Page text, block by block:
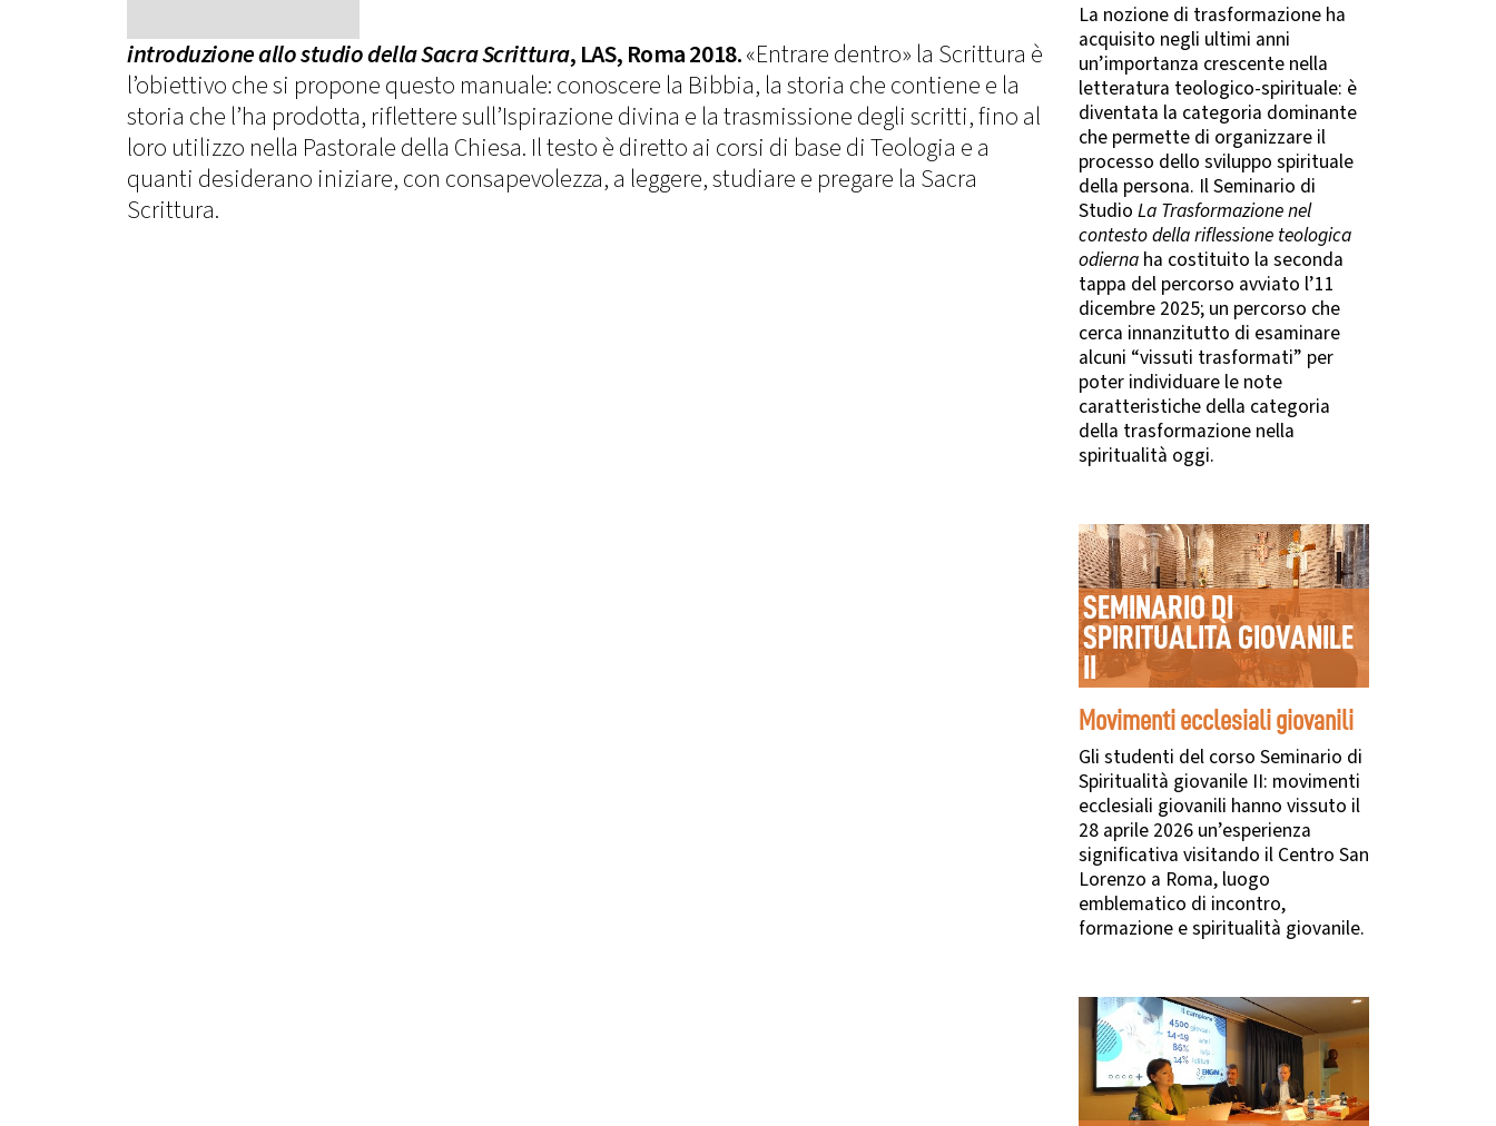
introduzione allo studio della Sacra Scrittura, LAS, Roma 2018.«Entrare dentro» la Scrittura è
l’obiettivo che si propone questo manuale: conoscere la Bibbia, la storia che contiene e la
storia che l’ha prodotta, riflettere sull’Ispirazione divina e la trasmissione degli scritti, fino al
loro utilizzo nella Pastorale della Chiesa. Il testo è diretto ai corsi di base di Teologia e a
quanti desiderano iniziare, con consapevolezza, a leggere, studiare e pregare la Sacra
Scrittura.
La nozione di trasformazione ha
acquisito negli ultimi anni
un’importanza crescente nella
letteratura teologico-spirituale: è
diventata la categoria dominante
che permette di organizzare il
processo dello sviluppo spirituale
della persona. Il Seminario di
Studio La Trasformazione nel
contesto della riflessione teologica
odierna ha costituito la seconda
tappa del percorso avviato l’11
dicembre 2025; un percorso che
cerca innanzitutto di esaminare
alcuni “vissuti trasformati” per
poter individuare le note
caratteristiche della categoria
della trasformazione nella
spiritualità oggi.
SEMINARIO DI
SPIRITUALITÀ GIOVANILE
II
Movimenti ecclesiali giovanili
Gli studenti del corso Seminario di
Spiritualità giovanile II: movimenti
ecclesiali giovanili hanno vissuto il
28 aprile 2026 un’esperienza
significativa visitando il Centro San
Lorenzo a Roma, luogo
emblematico di incontro,
formazione e spiritualità giovanile.